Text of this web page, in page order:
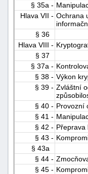
§ 35a -
Hlava VII - Ochrana
§ 36
Hlava VIII -
§ 37
§ 37a -
§ 38 - Výkon
§ 39 - Zvláštní
§ 40 - Provozní
§ 41 -
§ 42 - Přeprava
§ 43 -
§ 43a
§ 44 -
§ 45 -